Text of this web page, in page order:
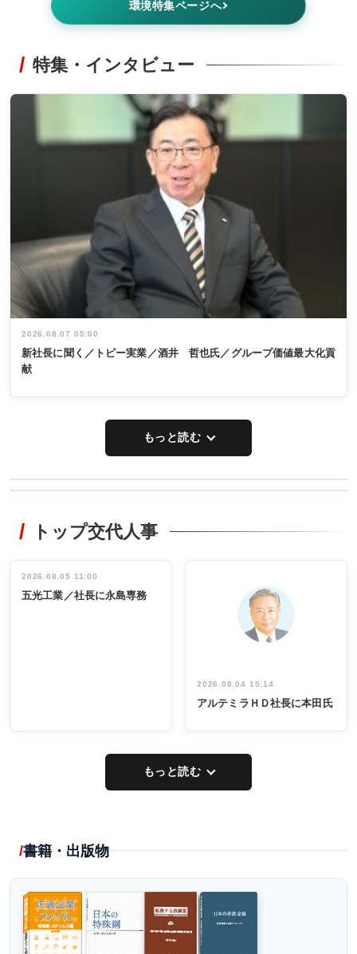
環境特集ページへ
特集・インタビュー
2026.08.07 05:00
新社長に聞く／トピー実業／酒井 哲也氏／グループ価値最大化貢
献
もっと読む
非鉄業界で
インタビュ
ー／社内ア
タックトレー
祝う 業界関
係者ら220人
出席
トップ交代人事
2026.08.05 11:00
五光工業／社長に永島専務
2026.08.04 15:14
アルテミラＨＤ社長に本田氏
もっと読む
書籍・出版物